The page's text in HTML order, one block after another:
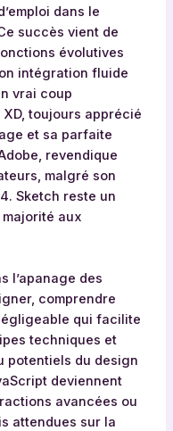
dans le
succès vient de
évolutives
intégration fluide
vrai coup
toujours apprécié
et sa parfaite
revendique
malgré son
Sketch reste un
aux
l’apanage des
comprendre
qui facilite
techniques et
potentiels du design
deviennent
avancées ou
attendues sur la